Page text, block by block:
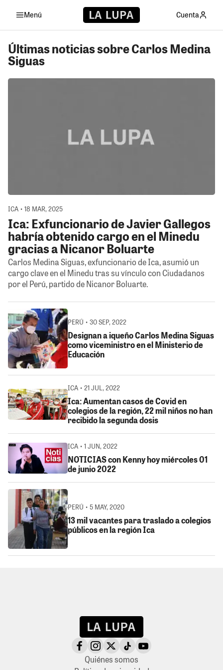
Menú Cuenta
Últimas noticias sobre Carlos Medina
Siguas
ICA • 18 MAR, 2025
Ica: Exfuncionario de Javier Gallegos
habría obtenido cargo en el Minedu
gracias a Nicanor Boluarte
Carlos Medina Siguas, exfuncionario de Ica, asumió un
cargo clave en el Minedu tras su vínculo con Ciudadanos
por el Perú, partido de Nicanor Boluarte.
PERÚ • 30 SEP, 2022
Designan a iqueño Carlos Medina Siguas
como viceministro en el Ministerio de
Educación
ICA • 21 JUL, 2022
Ica: Aumentan casos de Covid en
colegios de la región, 22 mil niños no han
recibido la segunda dosis
ICA • 1 JUN, 2022
NOTICIAS con Kenny hoy miércoles 01
de junio 2022
PERÚ • 5 MAY, 2020
13 mil vacantes para traslado a colegios
públicos en la región Ica
Quiénes somos